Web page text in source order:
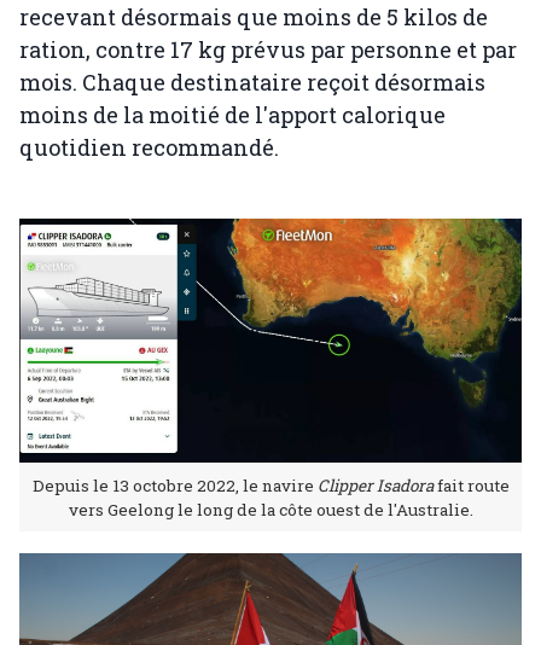
recevant désormais que moins de 5 kilos de
ration, contre 17 kg prévus par personne et par
mois. Chaque destinataire reçoit désormais
moins de la moitié de l'apport calorique
quotidien recommandé.
Depuis le 13 octobre 2022, le navire Clipper Isadorafait route
vers Geelong le long de la côte ouest de l'Australie.